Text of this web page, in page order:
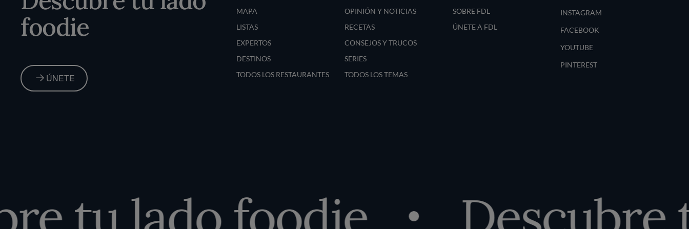
foodie
ÚNETE
MAPA
LISTAS
EXPERTOS
DESTINOS
TODOS LOS RESTAURANTES
OPINIÓN Y NOTICIAS
RECETAS
CONSEJOS Y TRUCOS
SERIES
TODOS LOS TEMAS
SOBRE FDL
ÚNETE A FDL
INSTAGRAM
FACEBOOK
YOUTUBE
PINTEREST